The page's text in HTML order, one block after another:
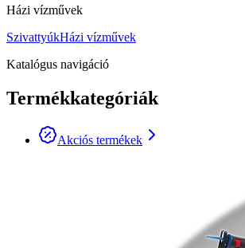
Házi vízművek
SzivattyúkHázi vízművek
Katalógus navigáció
Termékkategóriák
Akciós termékek